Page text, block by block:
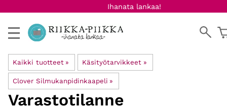
Ihanata lankaa!
Kaikki tuotteet ‪» Käsityötarvikkeet ‪»
Clover Silmukanpidinkaapeli ‪»
Varastotilanne